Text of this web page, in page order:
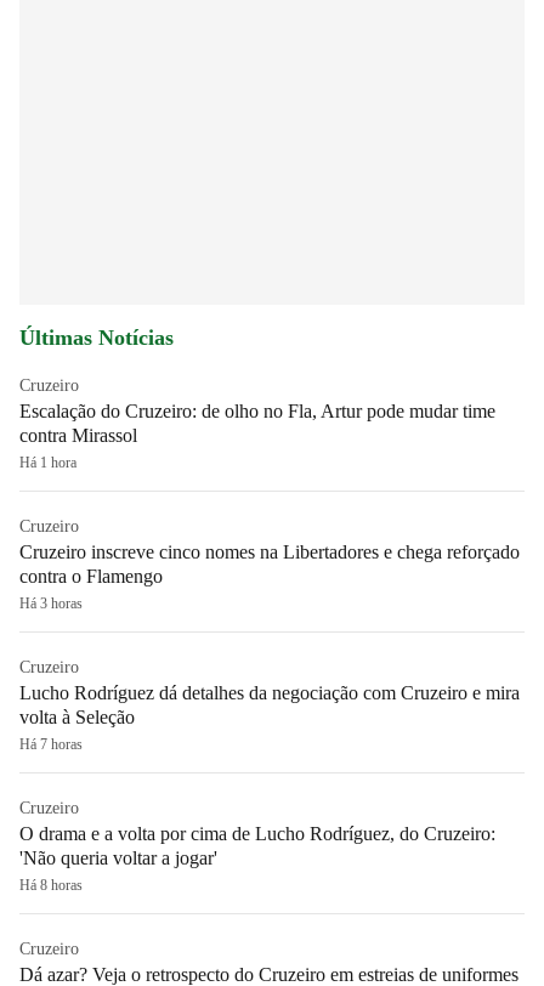
Últimas Notícias
Cruzeiro
Escalação do Cruzeiro: de olho no Fla, Artur pode mudar time
contra Mirassol
Há 1 hora
Cruzeiro
Cruzeiro inscreve cinco nomes na Libertadores e chega reforçado
contra o Flamengo
Há 3 horas
Cruzeiro
Lucho Rodríguez dá detalhes da negociação com Cruzeiro e mira
volta à Seleção
Há 7 horas
Cruzeiro
O drama e a volta por cima de Lucho Rodríguez, do Cruzeiro:
'Não queria voltar a jogar'
Há 8 horas
Cruzeiro
Dá azar? Veja o retrospecto do Cruzeiro em estreias de uniformes